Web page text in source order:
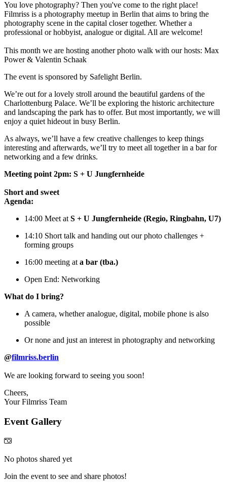
You love photography? Then you've come to the right place!
Filmriss is a photography meetup in Berlin that aims to bring the
photography scene in the capital closer together. Whether a
professional or hobbyist, analogue or digital. All are welcome!
This month we are hosting another photo walk with our hosts: Max
Power & Valentin Schaak
The event is sponsored by Safelight Berlin.
We’re out for a lovely stroll around the beautiful gardens of the
Charlottenburg Palace. We’ll be exploring the historic architecture
and landscaping the park has to offer. But most importantly, we will
enjoy a quiet hideout in busy Berlin.
As always, we’ll have a few creative challenges to keep things
interesting and afterwards, we’ll try to meet all together in a bar for
networking and a few drinks.
Meeting point 2pm: S + U Jungfernheide
Short and sweet
Agenda:
14:00 Meet atS + U Jungfernheide (Regio, Ringbahn, U7)
14:10 Short talk and handing out our photo challenges +
forming groups
16:00 meeting ata bar (tba.)
Open End: Networking
What do I bring?
A camera, whether analogue, digital, mobile phone is also
possible
Or none and just an interest in photography and networking
@filmriss.berlin
We are looking forward to seeing you soon!
Cheers,
Your Filmriss Team
Event Gallery
No photos shared yet
Join the event to see and share photos!